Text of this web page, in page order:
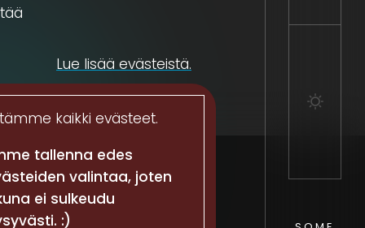
Lue lisää evästeistä.
kaikki evästeet.
tallenna edes
valintaa, joten
ei sulkeudu
:)